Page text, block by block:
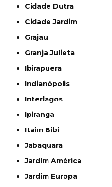
Cidade Dutra
Cidade Jardim
Grajau
Granja Julieta
Ibirapuera
Indianópolis
Interlagos
Ipiranga
Itaim Bibi
Jabaquara
Jardim América
Jardim Europa